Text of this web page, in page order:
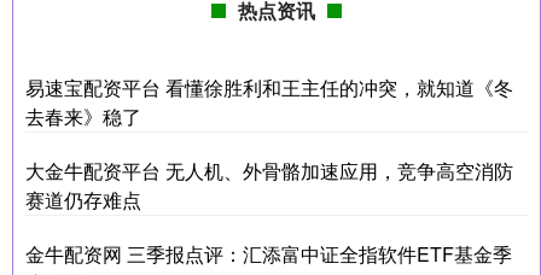
热点资讯
易速宝配资平台 看懂徐胜利和王主任的冲突，就知道《冬
去春来》稳了
大金牛配资平台 无人机、外骨骼加速应用，竞争高空消防
赛道仍存难点
金牛配资网 三季报点评：汇添富中证全指软件ETF基金季